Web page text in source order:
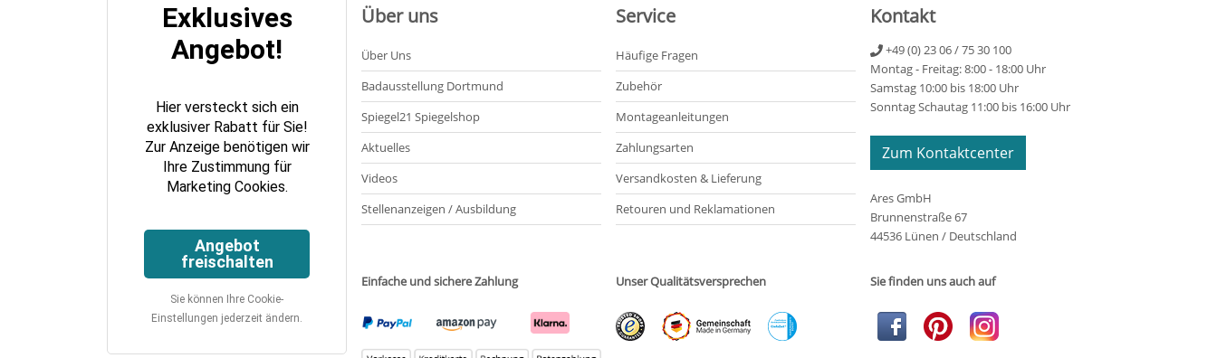
Exklusives
Angebot!
Hier versteckt sich ein
exklusiver Rabatt für Sie!
Zur Anzeige benötigen wir
Ihre Zustimmung für
Marketing Cookies.
Angebot
freischalten
Sie können Ihre Cookie-
Einstellungen jederzeit ändern.
Über uns
Über Uns
Badausstellung Dortmund
Spiegel21 Spiegelshop
Aktuelles
Videos
Stellenanzeigen / Ausbildung
Service
Häufige Fragen
Zubehör
Montageanleitungen
Zahlungsarten
Versandkosten & Lieferung
Retouren und Reklamationen
Kontakt
+49 (0) 23 06 / 75 30 100
Montag - Freitag: 8:00 - 18:00 Uhr
Samstag 10:00 bis 18:00 Uhr
Sonntag Schautag 11:00 bis 16:00 Uhr
Zum Kontaktcenter
Ares GmbH
Brunnenstraße 67
44536 Lünen / Deutschland
Einfache und sichere Zahlung Unser Qualitätsversprechen Sie finden uns auch auf